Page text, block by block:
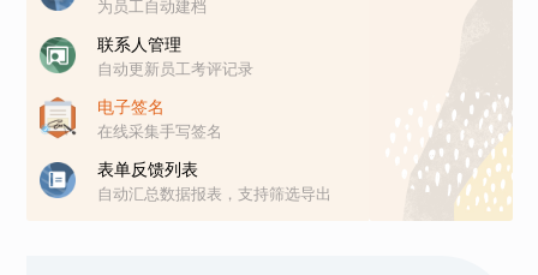
为员工自动建档
联系人管理
自动更新员工考评记录
电子签名
在线采集手写签名
表单反馈列表
自动汇总数据报表，支持筛选导出